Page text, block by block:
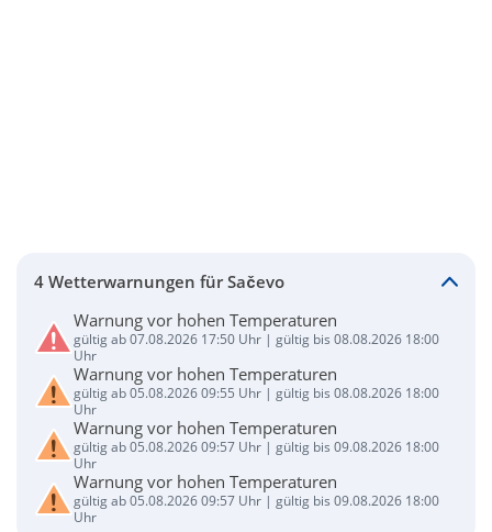
4 Wetterwarnungen für Sačevo
Warnung vor hohen Temperaturen
gültig ab 07.08.2026 17:50 Uhr | gültig bis 08.08.2026 18:00
Uhr
Warnung vor hohen Temperaturen
gültig ab 05.08.2026 09:55 Uhr | gültig bis 08.08.2026 18:00
Uhr
Warnung vor hohen Temperaturen
gültig ab 05.08.2026 09:57 Uhr | gültig bis 09.08.2026 18:00
Uhr
Warnung vor hohen Temperaturen
gültig ab 05.08.2026 09:57 Uhr | gültig bis 09.08.2026 18:00
Uhr